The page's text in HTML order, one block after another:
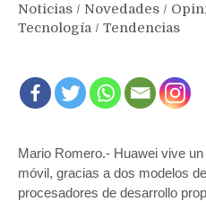
Noticias / Novedades /
Tecnología / Tendencias
Mario Romero.- Huawei vive
móvil, gracias a dos modelos
procesadores de desarrollo